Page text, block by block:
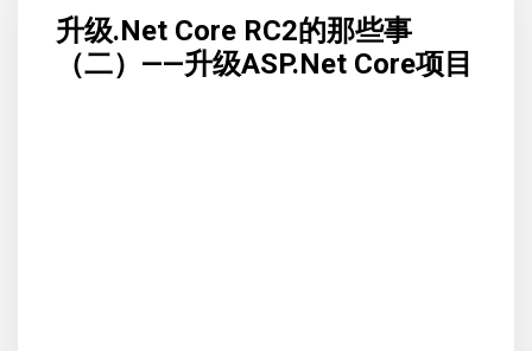
升级.Net Core RC2的那些事
（二）——升级ASP.Net Core项目